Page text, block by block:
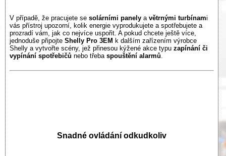
V případě, že pracujete se solárními panely a větrnými turbínami
vás přístroj upozorní, kolik energie vyprodukujete a spotřebujete a
prozradí vám, jak co nejvíce uspořit. A pokud chcete ještě více,
jednoduše připojte Shelly Pro 3EM k dalším zařízením výrobce
Shelly a vytvořte scény, jež přinesou kýžené akce typu zapínání či
vypínání spotřebičů nebo třeba spouštění alarmů
Snadné ovládání odkudkoliv